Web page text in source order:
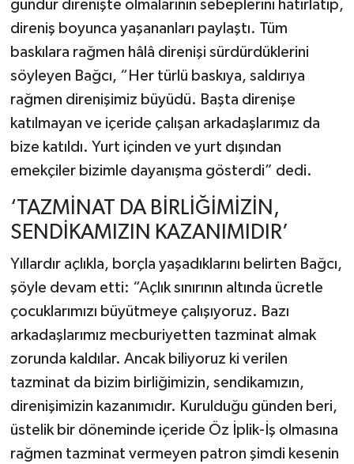
gündür direnişte olmalarının sebeplerini hatırlatıp,
direniş boyunca yaşananları paylaştı. Tüm
baskılara rağmen hâlâ direnişi sürdürdüklerini
söyleyen Bağcı, “Her türlü baskıya, saldırıya
rağmen direnişimiz büyüdü. Başta direnişe
katılmayan ve içeride çalışan arkadaşlarımız da
bize katıldı. Yurt içinden ve yurt dışından
emekçiler bizimle dayanışma gösterdi” dedi.
‘TAZMİNAT DA BİRLİĞİMİZİN,
SENDİKAMIZIN KAZANIMIDIR’
Yıllardır açlıkla, borçla yaşadıklarını belirten Bağcı,
şöyle devam etti: “Açlık sınırının altında ücretle
çocuklarımızı büyütmeye çalışıyoruz. Bazı
arkadaşlarımız mecburiyetten tazminat almak
zorunda kaldılar. Ancak biliyoruz ki verilen
tazminat da bizim birliğimizin, sendikamızın,
direnişimizin kazanımıdır. Kurulduğu günden beri,
üstelik bir döneminde içeride Öz İplik-İş olmasına
rağmen tazminat vermeyen patron şimdi kesenin